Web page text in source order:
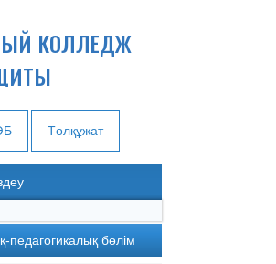
КОЛЛЕДЖ
Төлқұжат
педагогикалық бөлім